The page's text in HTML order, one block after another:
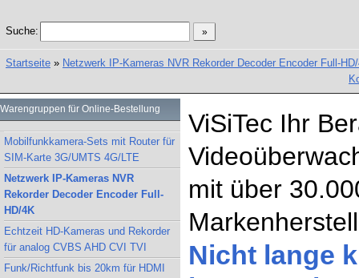
Suche:
Startseite » Netzwerk IP-Kameras NVR Rekorder Decoder Encoder Full-
Warengruppen für Online-Bestellung
Mobilfunkkamera-Sets mit Router für
SIM-Karte 3G/UMTS 4G/LTE
Netzwerk IP-Kameras NVR
Rekorder Decoder Encoder Full-
HD/4K
Echtzeit HD-Kameras und Rekorder
für analog CVBS AHD CVI TVI
Funk/Richtfunk bis 20km für HDMI
ViSiTec Ihr
mit über
Nicht lange